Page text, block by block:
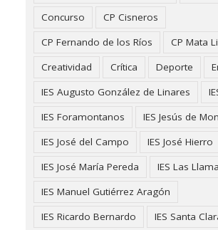
Concurso
CP Cisneros
CP Fernando de los Ríos
CP Mata
Creatividad
Crítica Deporte
IES Augusto González de Linares
IES Foramontanos
IES Jesús de
IES José del Campo
IES José Hierro
IES José María Pereda
IES Las
IES Manuel Gutiérrez Aragón
IES Ricardo Bernardo
IES Santa